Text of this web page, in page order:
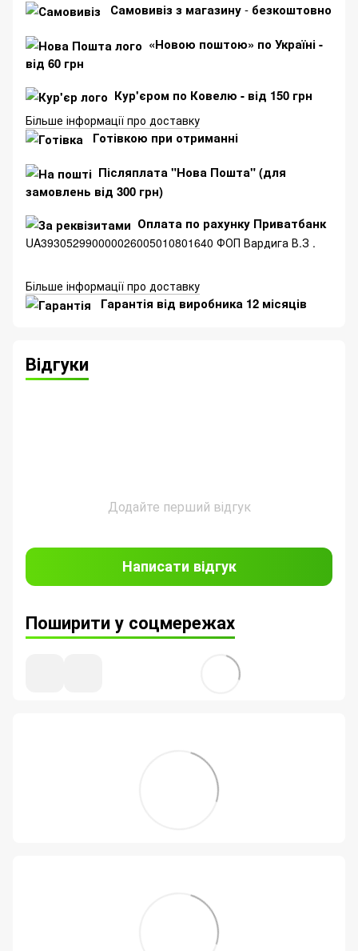
Самовивіз з магазину- безкоштовно
«Новою поштою» по Україні -
від 60 грн
Кур'єром по Ковелю - від 150 грн
Більше інформації про доставку
Готівкою при отриманні
Післяплата "Нова Пошта" (для
замовлень від 300 грн)
Оплата по рахунку Приватбанк
UA393052990000026005010801640 ФОП Вардига В.З .
Більше інформації про доставку
Гарантія від виробника 12 місяців
Відгуки
Додайте перший відгук
Написати відгук
Поширити у соцмережах